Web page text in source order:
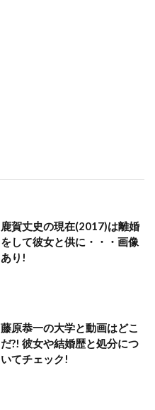
鹿賀丈史の現在(2017)は離婚
をして彼女と供に・・・画像
あり!
藤原恭一の大学と動画はどこ
だ?! 彼女や結婚歴と処分につ
いてチェック!